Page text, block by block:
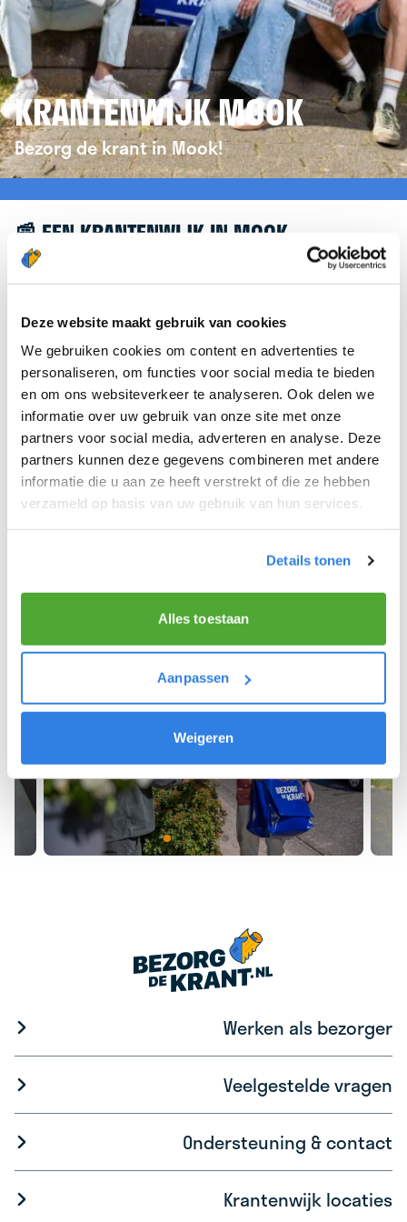
Deze website maakt gebruik van cookies
We gebruiken cookies om content en advertenties te
personaliseren, om functies voor social media te bieden
en om ons websiteverkeer te analyseren. Ook delen we
informatie over uw gebruik van onze site met onze
partners voor social media, adverteren en analyse. Deze
partners kunnen deze gegevens combineren met andere
informatie die u aan ze heeft verstrekt of die ze hebben
verzameld op basis van uw gebruik van hun services.
Details tonen
Alles toestaan
Aanpassen
Weigeren
KRANTENWIJK MOOK
Bezorg de krant in Mook!
📰 EEN KRANTENWIJK IN MOOK
Leuk dat je geïnteresseerd bent in een
verwijzen we je graag door naar de website van
krantenbezorgen.nl . Daar kun je je eenvoudig
aanmelden om de krant te bezorgen in Mook.
We hopen dat je snel aan de slag kunt en wensen
je veel succes! 🚴‍♂️💨
Meld je aan als krantenbezorger!
Werken als bezorger
Veelgestelde vragen
Ondersteuning & contact
Krantenwijk locaties